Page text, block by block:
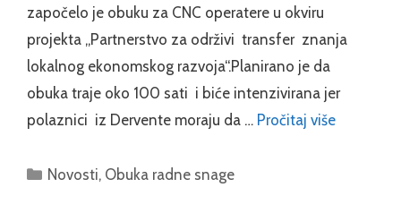
započelo je obuku za CNC operatere u okviru
projekta „Partnerstvo za održivi transfer znanja
lokalnog ekonomskog razvoja“.Planirano je da
obuka traje oko 100 sati i biće intenzivirana jer
polaznici iz Dervente moraju da … Pročitaj više
Categories
Novosti, Obuka radne snage